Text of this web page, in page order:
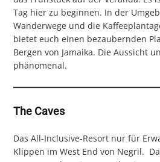
Tag hier zu beginnen. In der
Wanderwege und die
bietet euch einen bezaubernden
Bergen von Jamaika. Die Aussicht
phänomenal.
The Caves
Das All-Inclusive-Resort nur für
Klippen im West End von Negril.